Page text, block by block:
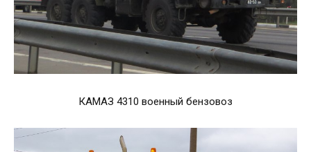
КАМАЗ 4310 военный бензовоз